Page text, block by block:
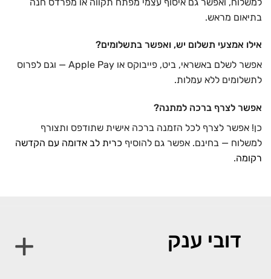
בתיאום מראש.
אילו אמצעי תשלום יש, ואפשר בתשלומים?
אפשר לשלם באשראי, ביט, פייבוקס או Apple Pay — וגם לפרוס
לתשלומים ללא עמלות.
אפשר לצרף ברכה למתנה?
כן! אפשר לצרף לכל הזמנה ברכה אישית שתודפס ותצורף
למשלוח — בחינם. אפשר גם להוסיף כרית לב אדומה עם הקדשה
רקומה.
דובי ענק